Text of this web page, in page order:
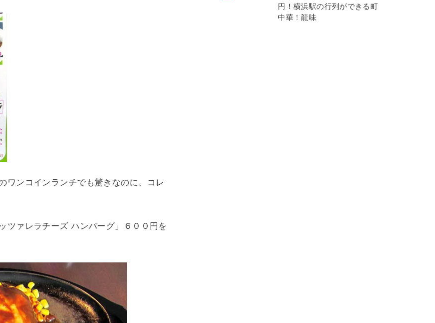
ワンコインランチでも驚きなのに、コレ
ツァレラチーズ ハンバーグ」６００円を
円！横浜駅の行列ができる町
中華！龍味